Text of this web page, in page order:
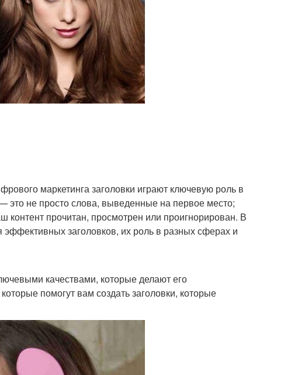
маркетинга заголовки играют ключевую роль в
не просто слова, выведенные на первое место;
контент прочитан, просмотрен или проигнорирован. В
заголовков, их роль в разных сферах и
качествами, которые делают его
помогут вам создать заголовки, которые